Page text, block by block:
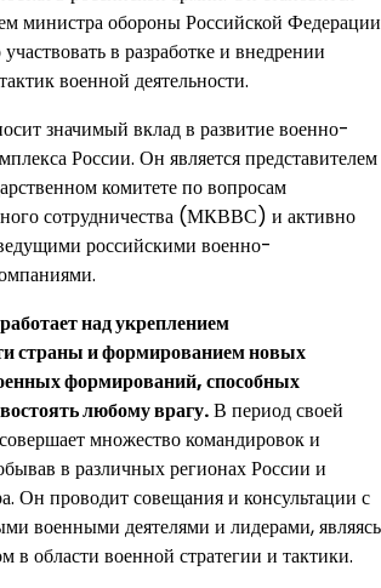
министра обороны Российской Федерации
в разработке и внедрении
военной деятельности.
значимый вклад в развитие военно-
России. Он является представителем
комитете по вопросам
сотрудничества (МКВВС) и активно
российскими военно-
над укреплением
страны и формированием новых
формирований, способных
любому врагу.В период своей
множество командировок и
в различных регионах России и
Он проводит совещания и консультации с
военными деятелями и лидерами, являясь
в области военной стратегии и тактики.